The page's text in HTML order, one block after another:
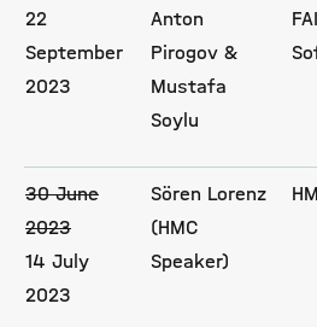
22
September
2023
Anton
Pirogov &
Mustafa
Soylu
30 June
2023
14 July
2023
Sören Lorenz
(HMC
Speaker)